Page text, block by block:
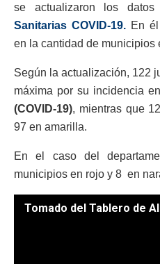
se actualizaron los datos
Sanitarias COVID-19.En él
en la cantidad de municipios
Según la actualización, 122
máxima por su incidencia
(COVID-19), mientras que
97 en amarilla.
En el caso del
municipios en rojo y 8 en
Tomado del Tablero de